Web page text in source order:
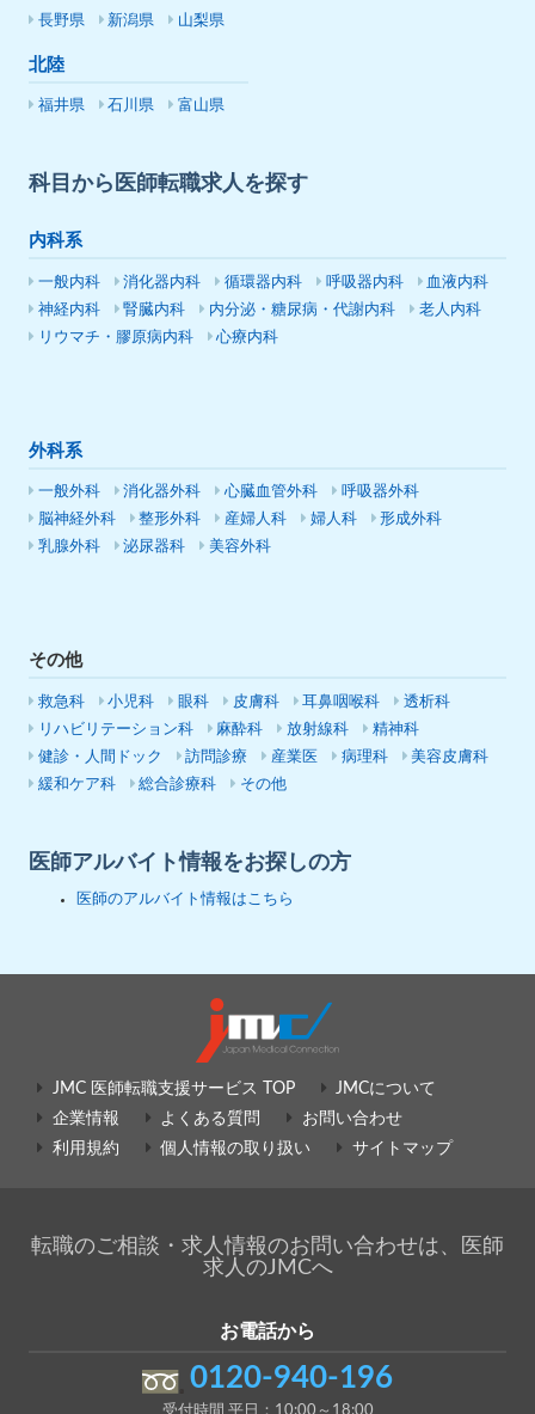
長野県 新潟県 山梨県
北陸
福井県 石川県 富山県
科目から医師転職求人を探す
内科系
一般内科 消化器内科 循環器内科 呼吸器内科
血液内科
神経内科
腎臓内科 内分泌・糖尿病・代謝内科
老人内科
リウマチ・膠原病内科
心療内科
外科系
一般外科 消化器外科 心臓血管外科
呼吸器外科
脳神経外科
整形外科 産婦人科 婦人科
形成外科
乳腺外科
泌尿器科 美容外科
その他
救急科 小児科 眼科 皮膚科 耳鼻咽喉科
透析科
リハビリテーション科
麻酔科 放射線科
精神科
健診・人間ドック
訪問診療 産業医 病理科
美容皮膚科
緩和ケア科
総合診療科 その他
医師アルバイト情報をお探しの方
医師のアルバイト情報はこちら
JMC 医師転職支援サービス TOP
JMCについて
企業情報
よくある質問
お問い合わせ
利用規約
個人情報の取り扱い サイトマップ
転職のご相談・求人情報のお問い合わせは、医師
求人のJMCへ
お電話から
0120-940-196